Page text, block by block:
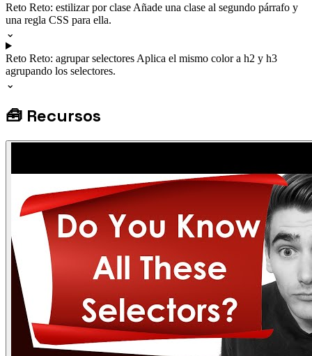
Reto Reto: estilizar por clase Añade una clase al segundo párrafo y
una regla CSS para ella.
⌄
Reto Reto: agrupar selectores Aplica el mismo color a h2 y h3
agrupando los selectores.
⌄
🧰 Recursos